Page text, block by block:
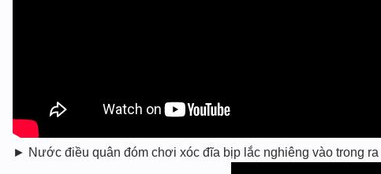
► Nước điều quân đóm chơi xóc đĩa bịp lắc nghiêng vào trong